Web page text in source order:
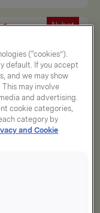
Nyhet
(“cookies”).
default. If you accept
and we may show
may involve
and advertising.
cookie categories,
category by
and Cookie